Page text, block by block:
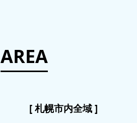
AREA
[ 札幌市内全域 ]